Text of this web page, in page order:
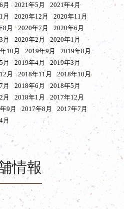
月 2021年5月
2021年4月
月 2020年12月
2020年11月
8月 2020年7月
2020年6月
月 2020年2月
2020年1月
10月 2019年9月
2019年8月
月 2019年4月
2019年3月
月 2018年11月
2018年10月
月 2018年6月
2018年5月
月 2018年1月
2017年12月
9月 2017年8月
2017年7月
月
情報